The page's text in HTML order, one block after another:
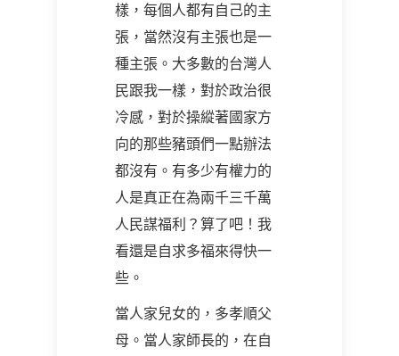
樣，每個人都有自己的主
張，當然沒有主張也是一
種主張。大多數的台灣人
民跟我一樣，對於政治很
冷感，對於操縱著國家方
向的那些豬頭們一點辦法
都沒有。有多少有權力的
人是真正在為兩千三千萬
人民謀福利？算了吧！我
看還是自求多福來得快一
些。
當人家兒女的，多孝順父
母。當人家師長的，在自